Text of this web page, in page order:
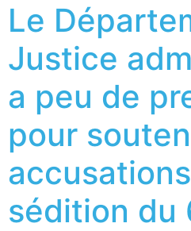
Le
Justice
a peu de
pour
sédition du